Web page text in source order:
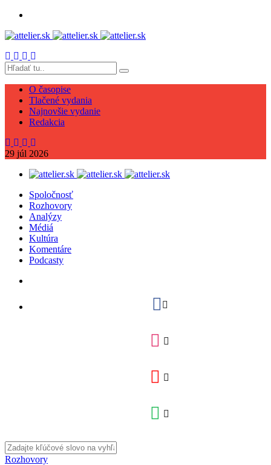
O časopise
Tlačené vydania
Najnovšie vydanie
Redakcia
29 júl 2026
Spoločnosť
Rozhovory
Analýzy
Médiá
Kultúra
Komentáre
Podcasty
Rozhovory